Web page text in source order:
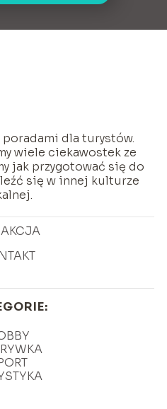
dla turystów.
wiele ciekawostek ze
jak przygotować się do
się w innej kulturze